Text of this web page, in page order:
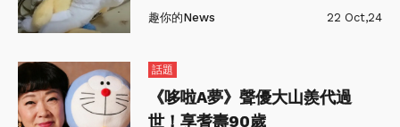
趣你的News 22 Oct,24
話題
《哆啦A夢》聲優大山羨代過
世！享耆壽90歲